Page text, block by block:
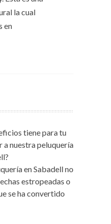
la cual
en
tiene para tu
a nuestra peluquería
en Sabadell no
estropeadas o
se ha convertido